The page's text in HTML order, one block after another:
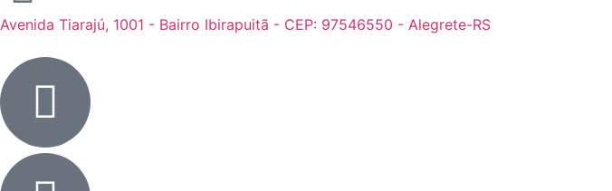
Avenida Tiarajú, 1001 - Bairro Ibirapuitã - CEP: 97546550 - Alegrete-RS